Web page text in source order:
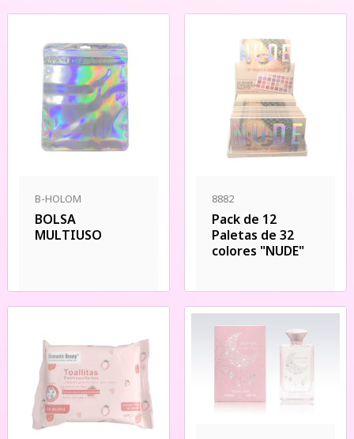
B-HOLOM
BOLSA
MULTIUSO
8882
Pack de 12
Paletas de 32
colores "NUDE"